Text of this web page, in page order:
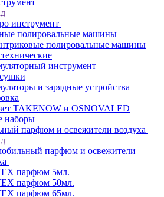
инструмент
полировальные машины
полировальные машины
инструмент
и зарядные устройства
TAKENOW и OSNOVALED
наборы
парфюм и освежители воздуха
парфюм и освежители
парфюм 5мл.
парфюм 50мл.
парфюм 65мл.